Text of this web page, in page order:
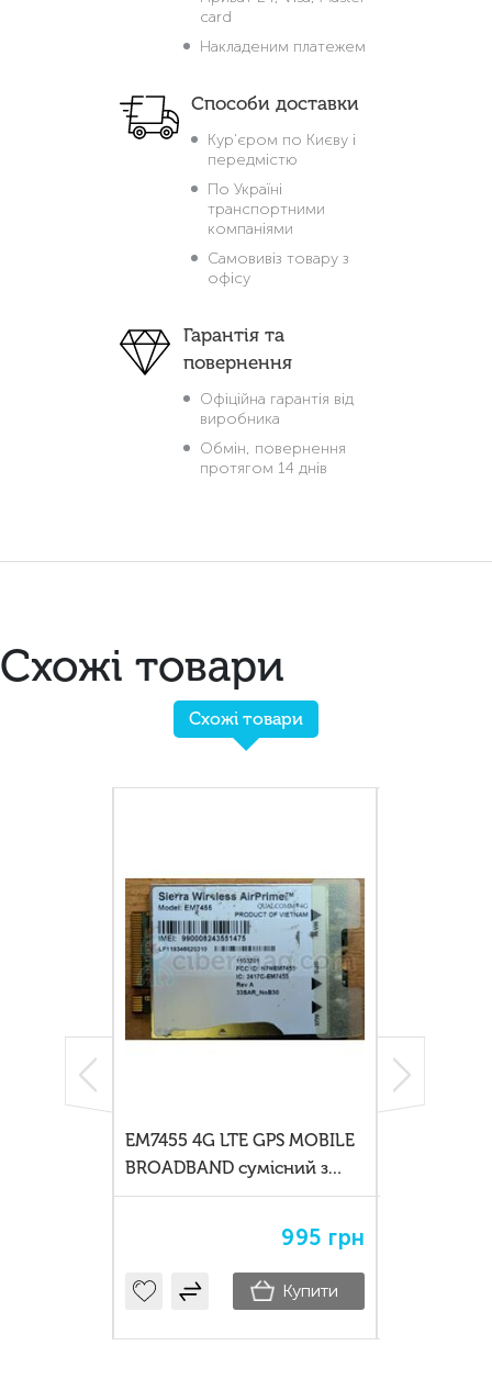
card
Накладеним платежем
Способи доставки
Кур'єром по Києву і
передмістю
По Україні
транспортними
компаніями
Самовивіз товару з
офісу
Гарантія та
повернення
Офіційна гарантія від
виробника
Обмін, повернення
протягом 14 днів
Схожі товари
Схожі товари
EM7455 4G LTE GPS MOBILE
BROADBAND сумісний з
Panasonic Getac Fujitsu Dell
995 грн
Купити